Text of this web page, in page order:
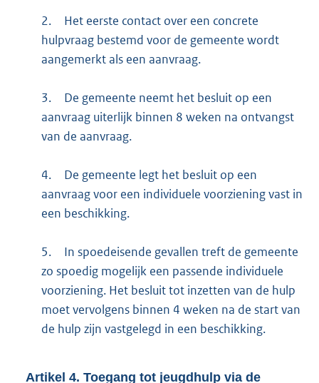
2.
Het eerste contact over een concrete
hulpvraag bestemd voor de gemeente wordt
aangemerkt als een aanvraag.
3.
De gemeente neemt het besluit op een
aanvraag uiterlijk binnen 8 weken na ontvangst
van de aanvraag.
4.
De gemeente legt het besluit op een
aanvraag voor een individuele voorziening vast in
een beschikking.
5.
In spoedeisende gevallen treft de gemeente
zo spoedig mogelijk een passende individuele
voorziening. Het besluit tot inzetten van de hulp
moet vervolgens binnen 4 weken na de start van
de hulp zijn vastgelegd in een beschikking.
Artikel 4. Toegang tot jeugdhulp via de